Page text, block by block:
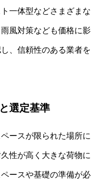
一体型などさまざまな
風対策なども価格に影
、信頼性のある業者を
選定基準
ースが限られた場所に
性が高く大きな荷物に
ースや基礎の準備が必